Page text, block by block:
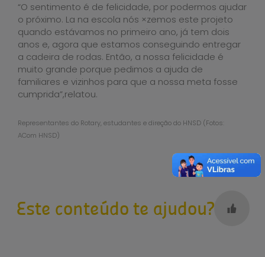
“O sentimento é de felicidade, por podermos ajudar
o próximo. La na escola nós ×zemos este projeto
quando estávamos no primeiro ano, já tem dois
anos e, agora que estamos conseguindo entregar
a cadeira de rodas. Então, a nossa felicidade é
muito grande porque pedimos a ajuda de
familiares e vizinhos para que a nossa meta fosse
cumprida”,relatou.
Representantes do Rotary, estudantes e direção do HNSD (Fotos:
ACom HNSD)
Este conteúdo te ajudou?